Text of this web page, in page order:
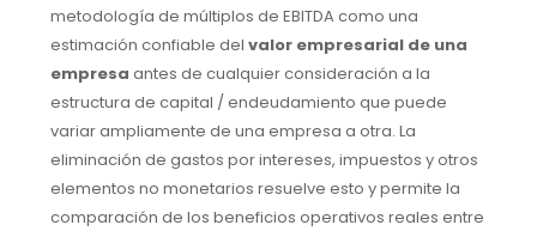
metodología de múltiplos de EBITDA como una
estimación confiable delvalor empresarial de una
empresa antes de cualquier consideración a la
estructura de capital / endeudamiento que puede
variar ampliamente de una empresa a otra. La
eliminación de gastos por intereses, impuestos y otros
elementos no monetarios resuelve esto y permite la
comparación de los beneficios operativos reales entre